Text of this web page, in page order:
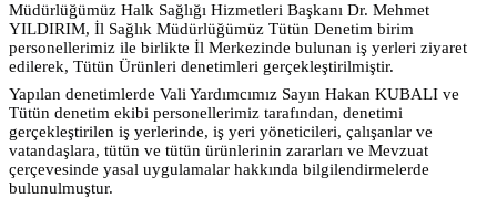
Müdürlüğümüz Halk Sağlığı Hizmetleri Başkanı Dr. Mehmet
YILDIRIM, İl Sağlık Müdürlüğümüz Tütün Denetim birim
personellerimiz ile birlikte İl Merkezinde bulunan iş yerleri ziyaret
edilerek, Tütün Ürünleri denetimleri gerçekleştirilmiştir.
Yapılan denetimlerde Vali Yardımcımız Sayın Hakan KUBALI ve
Tütün denetim ekibi personellerimiz tarafından, denetimi
gerçekleştirilen iş yerlerinde, iş yeri yöneticileri, çalışanlar ve
vatandaşlara, tütün ve tütün ürünlerinin zararları ve Mevzuat
çerçevesinde yasal uygulamalar hakkında bilgilendirmelerde
bulunulmuştur.